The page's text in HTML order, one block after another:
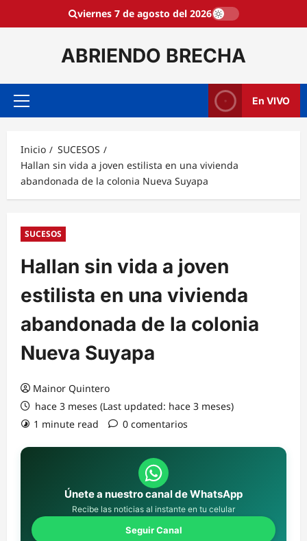
viernes 7 de agosto del 2026
ABRIENDO BRECHA
Menú
En VIVO
Inicio
SUCESOS
Hallan sin vida a joven estilista en una vivienda
abandonada de la colonia Nueva Suyapa
SUCESOS
Hallan sin vida a joven
estilista en una vivienda
abandonada de la colonia
Nueva Suyapa
Mainor Quintero
hace 3 meses (Last updated: hace 3 meses)
1 minute read
0 comentarios
Únete a nuestro canal de WhatsApp
Recibe las noticias al instante en tu celular
Seguir Canal